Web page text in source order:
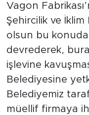
Vagon
Şehircilik ve İklim
olsun bu
devrederek,
işlevine
Belediyesine
Belediyemiz
müellif firmaya